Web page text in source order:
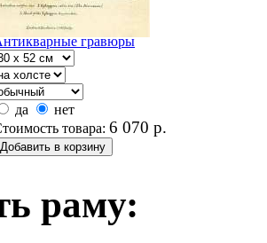
Гравюры
гравюры
да
нет
товара: 6 070 р.
раму: